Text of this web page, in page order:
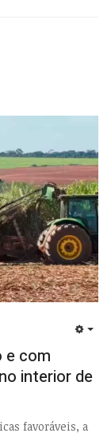
e com
interior de
favoráveis, a